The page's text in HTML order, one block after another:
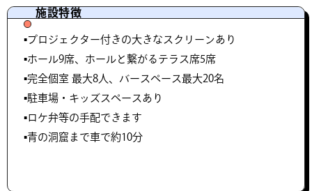
施設特徴
▪️プロジェクター付きの大きなスクリーンあり
▪️ホール9席、ホールと繋がるテラス席5席
▪️完全個室 最大8人、バースペース最大20名
▪️駐車場・キッズスペースあり
▪️ロケ弁等の手配できます
▪️青の洞窟まで車で約10分